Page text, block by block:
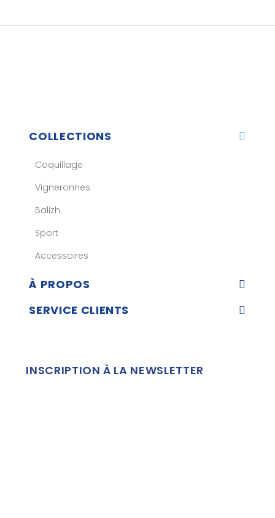
COLLECTIONS
Coquillage
Vigneronnes
Balizh
Sport
Accessoires
À PROPOS
SERVICE CLIENTS
INSCRIPTION À LA NEWSLETTER